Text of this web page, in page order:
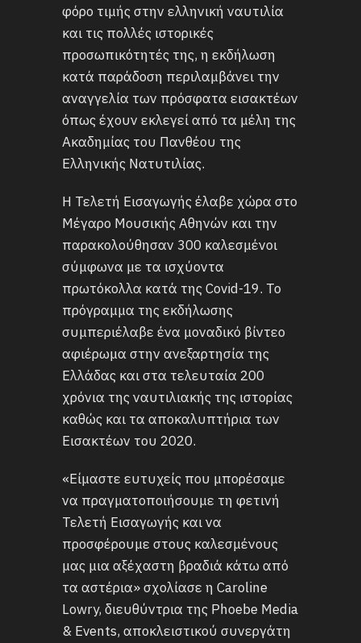
φόρο τιμής στην ελληνική ναυτιλία
και τις πολλές ιστορικές
προσωπικότητές της, η εκδήλωση
κατά παράδοση περιλαμβάνει την
αναγγελία των πρόσφατα εισακτέων
όπως έχουν εκλεγεί από τα μέλη της
Ακαδημίας του Πανθέου της
Ελληνικής Νατυτιλίας.
Η Τελετή Εισαγωγής έλαβε χώρα στο
Μέγαρο Μουσικής Αθηνών και την
παρακολούθησαν 300 καλεσμένοι
σύμφωνα με τα ισχύοντα
πρωτόκολλα κατά της Covid-19. Το
πρόγραμμα της εκδήλωσης
συμπεριέλαβε ένα μοναδικό βίντεο
αφιέρωμα στην ανεξαρτησία της
Ελλάδας και στα τελευταία 200
χρόνια της ναυτιλιακής της ιστορίας
καθώς και τα αποκαλυπτήρια των
Εισακτέων του 2020.
«Είμαστε ευτυχείς που μπορέσαμε
να πραγματοποιήσουμε τη φετινή
Τελετή Εισαγωγής και να
προσφέρουμε στους καλεσμένους
μας μια αξέχαστη βραδιά κάτω από
τα αστέρια» σχολίασε η Caroline
Lowry, διευθύντρια της Phoebe Media
& Events, αποκλειστικού συνεργάτη